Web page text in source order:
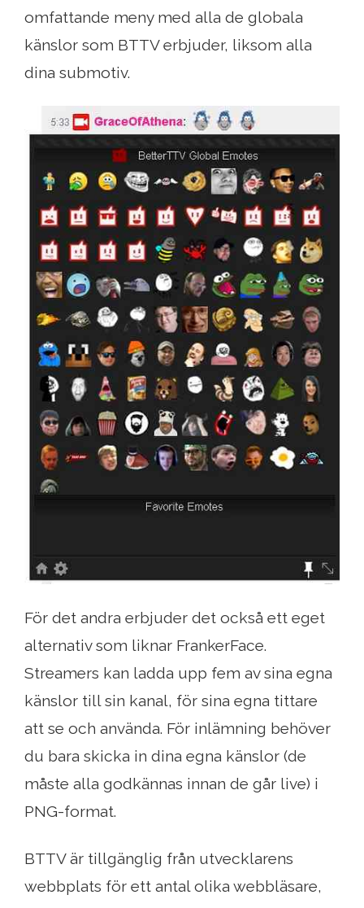
omfattande meny med alla de globala
känslor som BTTV erbjuder, liksom alla
dina submotiv.
För det andra erbjuder det också ett eget
alternativ som liknar FrankerFace.
Streamers kan ladda upp fem av sina egna
känslor till sin kanal, för sina egna tittare
att se och använda. För inlämning behöver
du bara skicka in dina egna känslor (de
måste alla godkännas innan de går live) i
PNG-format.
BTTV är tillgänglig från utvecklarens
webbplats för ett antal olika webbläsare,